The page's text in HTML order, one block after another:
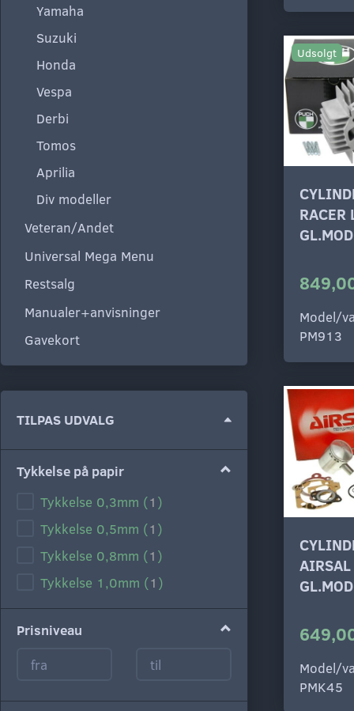
Yamaha
Suzuki
Honda
Vespa
Derbi
Tomos
Aprilia
Div modeller
Veteran/Andet
Universal Mega Menu
Restsalg
Manualer+anvisninger
Gavekort
TILPAS UDVALG
Tykkelse på papir
Tykkelse 0,3mm (1 )
Tykkelse 0,5mm (1 )
Tykkelse 0,8mm (1 )
Tykkelse 1,0mm (1 )
Prisniveau
Udsolgt
RACER
Model/
PM913
Model/
PMK45